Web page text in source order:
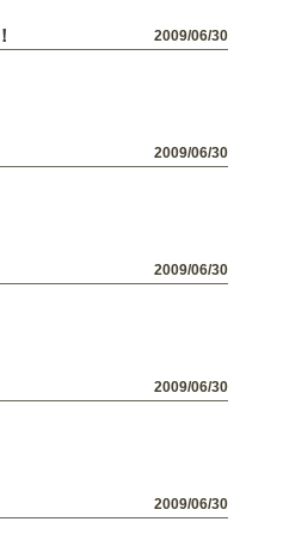
2009/06/30
2009/06/30
2009/06/30
2009/06/30
2009/06/30